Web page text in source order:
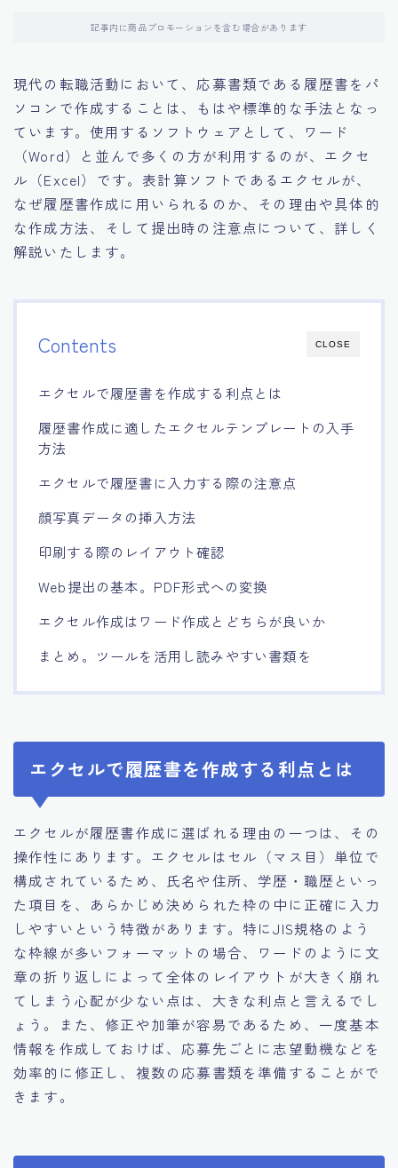
14.デジタル化やAIの進化がもたらす影響
記事内に商品プロモーションを含む場合があります
現代の転職活動において、応募書類である履歴書をパ
ソコンで作成することは、もはや標準的な手法となっ
ています。使用するソフトウェアとして、ワード
（Word）と並んで多くの方が利用するのが、エクセ
ル（Excel）です。表計算ソフトであるエクセルが、
なぜ履歴書作成に用いられるのか、その理由や具体的
な作成方法、そして提出時の注意点について、詳しく
解説いたします。
CLOSE
Contents
エクセルで履歴書を作成する利点とは
履歴書作成に適したエクセルテンプレートの入手
方法
エクセルで履歴書に入力する際の注意点
顔写真データの挿入方法
印刷する際のレイアウト確認
Web提出の基本。PDF形式への変換
エクセル作成はワード作成とどちらが良いか
まとめ。ツールを活用し読みやすい書類を
エクセルで履歴書を作成する利点とは
エクセルが履歴書作成に選ばれる理由の一つは、その
操作性にあります。エクセルはセル（マス目）単位で
構成されているため、氏名や住所、学歴・職歴といっ
た項目を、あらかじめ決められた枠の中に正確に入力
しやすいという特徴があります。特にJIS規格のよう
な枠線が多いフォーマットの場合、ワードのように文
章の折り返しによって全体のレイアウトが大きく崩れ
てしまう心配が少ない点は、大きな利点と言えるでし
ょう。また、修正や加筆が容易であるため、一度基本
情報を作成しておけば、応募先ごとに志望動機などを
効率的に修正し、複数の応募書類を準備することがで
きます。